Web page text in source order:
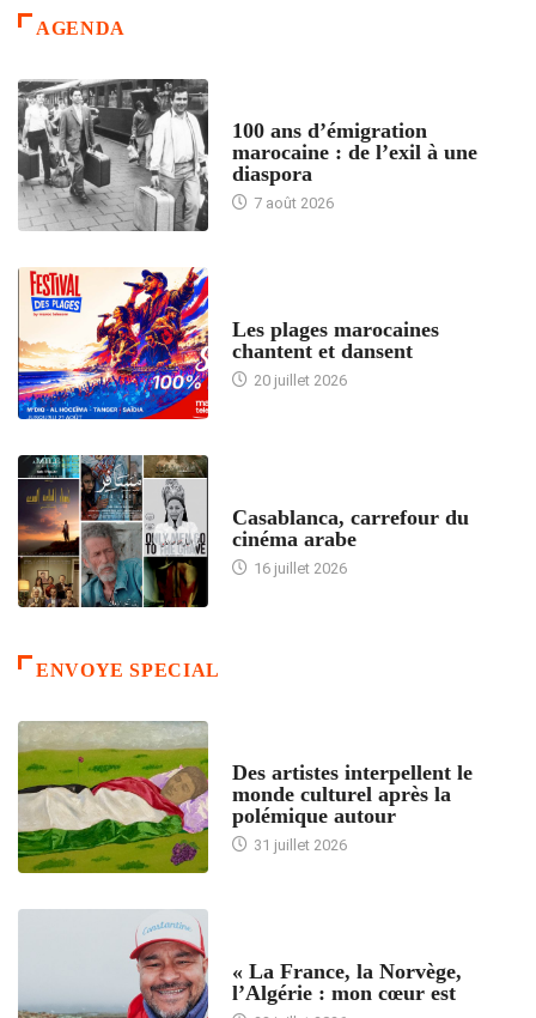
AGENDA
100 ans d’émigration
marocaine : de l’exil à une
diaspora
7 août 2026
Les plages marocaines
chantent et dansent
20 juillet 2026
Casablanca, carrefour du
cinéma arabe
16 juillet 2026
ENVOYE SPECIAL
Des artistes interpellent le
monde culturel après la
polémique autour
31 juillet 2026
« La France, la Norvège,
l’Algérie : mon cœur est